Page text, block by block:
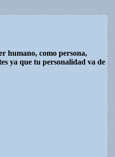
humano, como persona,
ya que tu personalidad va de